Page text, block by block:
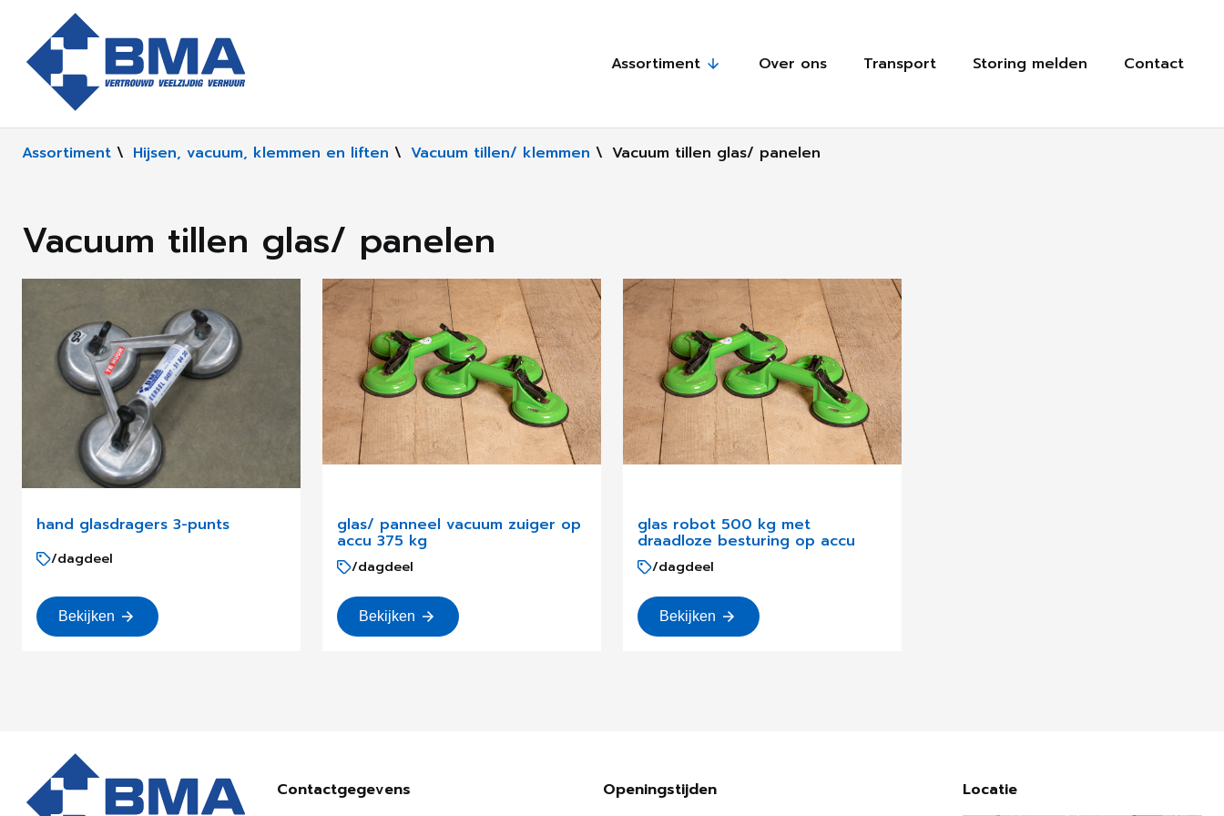
Assortiment Over ons Transport Storing melden Contact
Assortiment \ Hijsen, vacuum, klemmen en liften \ Vacuum tillen/ klemmen \ Vacuum tillen glas/ panelen
Vacuum tillen glas/ panelen
hand glasdragers 3-punts
/dagdeel
Bekijken
glas/ panneel vacuum zuiger op
accu 375 kg
/dagdeel
Bekijken
glas robot 500 kg met
draadloze besturing op accu
/dagdeel
Bekijken
Contactgegevens
Openingstijden Locatie